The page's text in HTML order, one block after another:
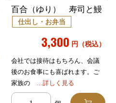
百合（ゆり） 寿司と鰻
仕出し・お弁当
3,300 円（税込）
会社では接待はもちろん、会議
後のお食事にも喜ばれます。ご
家族の …詳しく見る